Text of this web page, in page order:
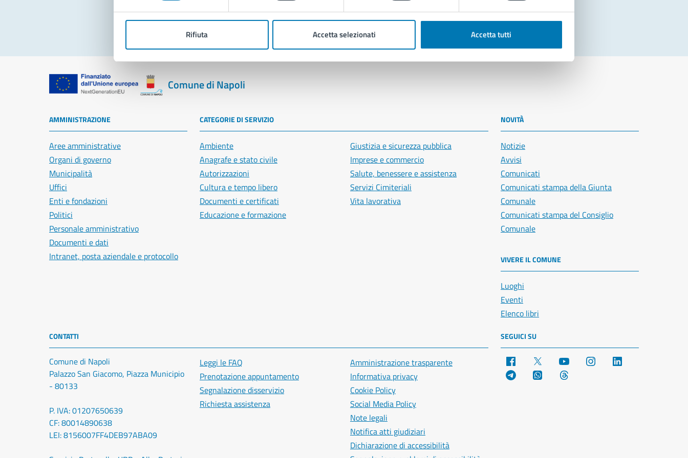
Rifiuta Accetta selezionati Accetta tutti
Segnala disservizio
Comune di Napoli
AMMINISTRAZIONE
Aree amministrative
Organi di governo
Municipalità
Uffici
Enti e fondazioni
Politici
Personale amministrativo
Documenti e dati
Intranet, posta aziendale e protocollo
CATEGORIE DI SERVIZIO
Ambiente
Anagrafe e stato civile
Autorizzazioni
Cultura e tempo libero
Documenti e certificati
Educazione e formazione
Giustizia e sicurezza pubblica
Imprese e commercio
Salute, benessere e assistenza
Servizi Cimiteriali
Vita lavorativa
NOVITÀ
Notizie
Avvisi
Comunicati
Comunicati stampa della Giunta
Comunale
Comunicati stampa del Consiglio
Comunale
VIVERE IL COMUNE
Luoghi
Eventi
Elenco libri
CONTATTI
Comune di Napoli
Palazzo San Giacomo, Piazza Municipio
- 80133
P. IVA: 01207650639
CF: 80014890638
LEI: 8156007FF4DEB97ABA09
Leggi le FAQ
Prenotazione appuntamento
Segnalazione disservizio
Richiesta assistenza
Amministrazione trasparente
Informativa privacy
Cookie Policy
Social Media Policy
Note legali
Notifica atti giudiziari
Dichiarazione di accessibilità
SEGUICI SU
Facebook YouTube Instagram
Telegram WhatsApp